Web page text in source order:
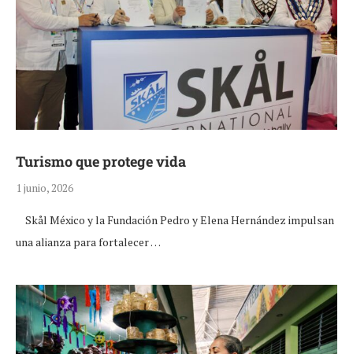
Turismo que protege vida
1 junio, 2026
Skål México y la Fundación Pedro y Elena Hernández impulsan
una alianza para fortalecer …